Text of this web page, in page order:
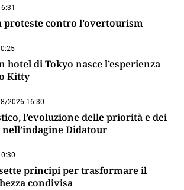
proteste contro l’overtourism
hotel di Tokyo nasce l’esperienza
Kitty
2026 16:30
l’evoluzione delle priorità e dei
Didatour
principi per trasformare il
condivisa